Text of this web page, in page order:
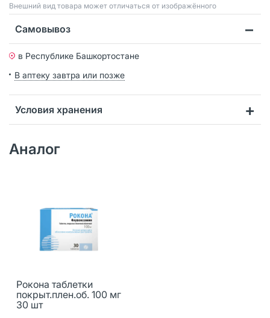
Bнешний вид товара может отличаться от изображённого
Самовывоз
в Республике Башкортостане
В аптеку завтра или позже
Условия хранения
Аналог
Рокона таблетки
покрыт.плен.об. 100 мг
30 шт